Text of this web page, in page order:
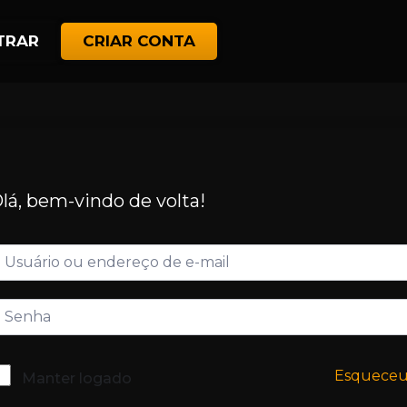
CRIAR CONTA
bem-vindo de volta!
Manter logado